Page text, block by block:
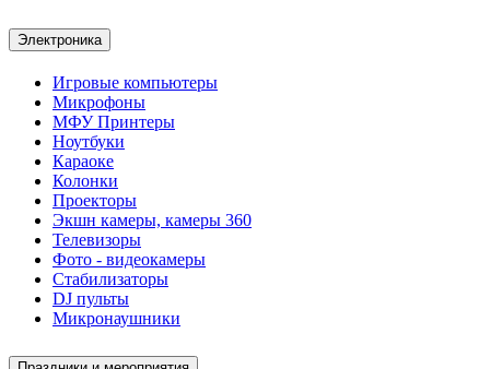
Электроника
Игровые компьютеры
Микрофоны
МФУ Принтеры
Ноутбуки
Караоке
Колонки
Проекторы
Экшн камеры, камеры 360
Телевизоры
Фото - видеокамеры
Стабилизаторы
DJ пульты
Микронаушники